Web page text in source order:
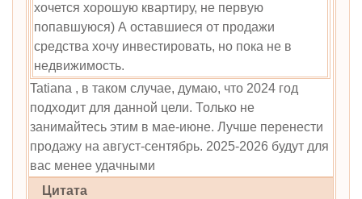
хочется хорошую квартиру, не первую
попавшуюся) А оставшиеся от продажи
средства хочу инвестировать, но пока не в
недвижимость.
Tatiana , в таком случае, думаю, что 2024 год
подходит для данной цели. Только не
занимайтесь этим в мае-июне. Лучше перенести
продажу на август-сентябрь. 2025-2026 будут для
вас менее удачными
Цитата